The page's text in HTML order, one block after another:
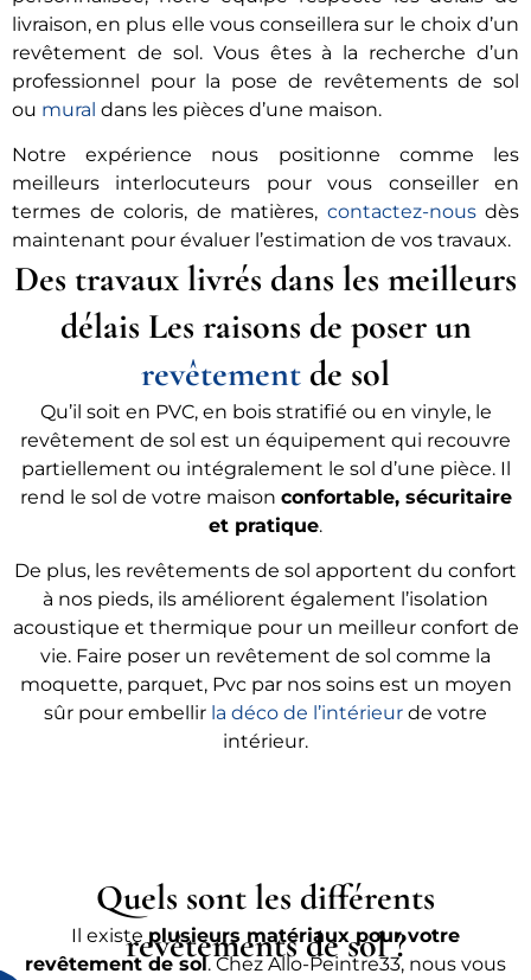
livraison, en plus elle vous conseillera sur le choix d’un
revêtement de sol. Vous êtes à la recherche d’un
professionnel pour la pose de revêtements de sol
ou mural dans les pièces d’une maison.
Notre expérience nous positionne comme les
meilleurs interlocuteurs pour vous conseiller en
termes de coloris, de matières, contactez-nousdès
maintenant pour évaluer l’estimation de vos travaux.
Des travaux livrés dans les meilleurs
délais Les raisons de poser un
revêtement de sol
Qu’il soit en PVC, en bois stratifié ou en vinyle, le
revêtement de sol est un équipement qui recouvre
partiellement ou intégralement le sol d’une pièce. Il
rend le sol de votre maison confortable, sécuritaire
et pratique.
De plus, les revêtements de sol apportent du confort
à nos pieds, ils améliorent également l’isolation
acoustique et thermique pour un meilleur confort de
vie. Faire poser un revêtement de sol comme la
moquette, parquet, Pvc par nos soins est un moyen
sûr pour embellir la déco de l’intérieur de votre
intérieur.
Quels sont les différents
revêtements de sol ?
Il existe plusieurs matériaux pour votre
revêtement de sol. Chez Allo-Peintre33, nous vous